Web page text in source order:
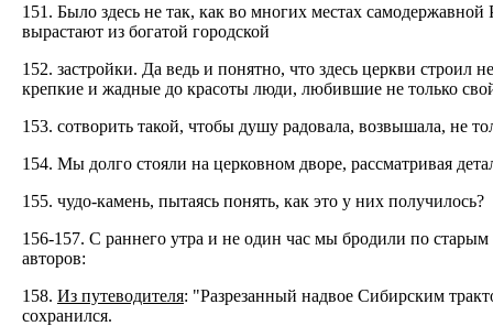
151. Было здесь не так, как во многих местах
вырастают из богатой городской
152. застройки. Да ведь и понятно, что здесь церкви строил
крепкие и жадные до красоты люди, любившие не только
153. сотворить такой, чтобы душу радовала, возвышала, не
154. Мы долго стояли на церковном дворе, рассматривая
155. чудо-камень, пытаясь понять, как это у них получилось?
156-157. С раннего утра и не один час мы бродили по
авторов:
158. Из путеводителя: "Разрезанный надвое Сибирским
сохранился.